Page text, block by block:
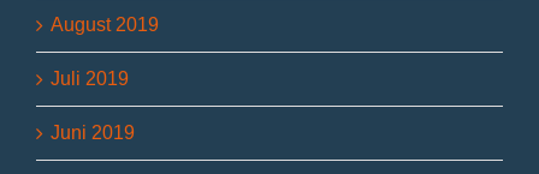
August 2019
Juli 2019
Juni 2019